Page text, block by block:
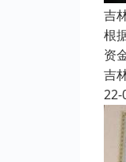
吉
根
资
吉
22-